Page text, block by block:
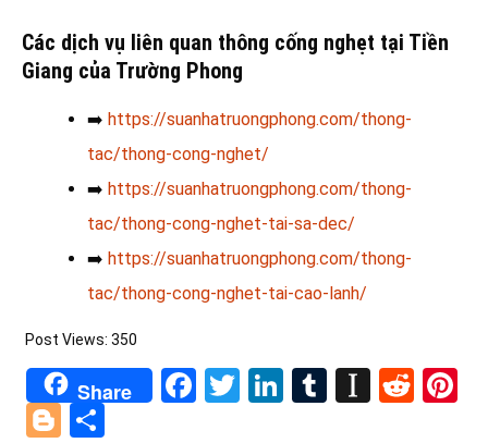
Các dịch vụ liên quan thông cống nghẹt tại Tiền
Giang của Trường Phong
➡️ https://suanhatruongphong.com/thong-
tac/thong-cong-nghet/
➡️ https://suanhatruongphong.com/thong-
tac/thong-cong-nghet-tai-sa-dec/
➡️ https://suanhatruongphong.com/thong-
tac/thong-cong-nghet-tai-cao-lanh/
Post Views: 350
Share Facebook
TwitterLinkedIn
Tumblr
Blogger